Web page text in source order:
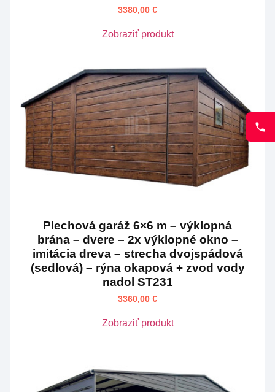
3380,00 €
Zobraziť produkt
Plechová garáž 6×6 m – výklopná
brána – dvere – 2x výklopné okno –
imitácia dreva – strecha dvojspádová
(sedlová) – rýna okapová + zvod vody
nadol ST231
3360,00 €
Zobraziť produkt